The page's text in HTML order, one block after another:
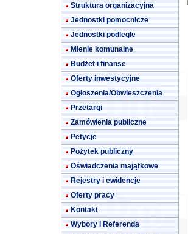
Struktura organizacyjna
Jednostki pomocnicze
Jednostki podległe
Mienie komunalne
Budżet i finanse
Oferty inwestycyjne
Ogłoszenia/Obwieszczenia
Przetargi
Zamówienia publiczne
Petycje
Pożytek publiczny
Oświadczenia majątkowe
Rejestry i ewidencje
Oferty pracy
Kontakt
Wybory i Referenda